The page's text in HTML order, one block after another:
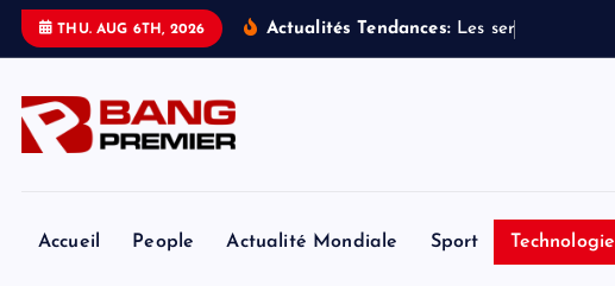
THU. AUG 6TH, 2026 Actualités Tendances: Les ser
Accueil People Actualité Mondiale Sport Technologie